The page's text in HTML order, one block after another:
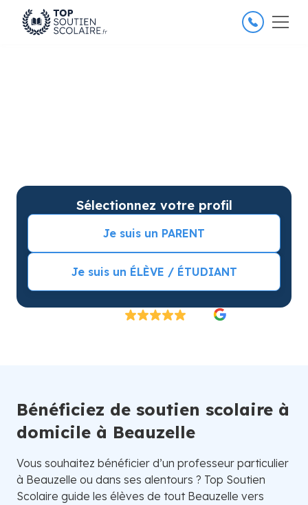
26 000 élèves satisfaits
Sélectionnez votre profil
Je suis un PARENT
Je suis un ÉLÈVE / ÉTUDIANT
Bénéficiez de soutien scolaire à
domicile à Beauzelle
Vous souhaitez bénéficier d’un professeur particulier
à Beauzelle ou dans ses alentours ? Top Soutien
Scolaire guide les élèves de tout Beauzelle vers